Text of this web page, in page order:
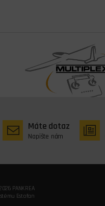
Máte dotaz
Napište nám
PANKREA
Estofan